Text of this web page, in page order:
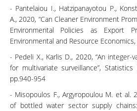
- Pantelaiou I., Hatzipanayotou P.,
A., 2020, “Can Cleaner Environment
Environmental Policies as Export
Environmental and Resource
- Pedeli X., Karlis D., 2020, “An
for multivariate surveillance”,
pp.940-954
- Misopoulos F., Argyropoulou M. et al.
of bottled water sector supply